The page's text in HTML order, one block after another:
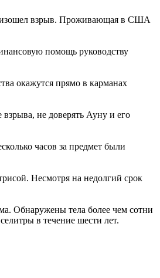
взрыв. Проживающая в США
помощь руководству
окажутся прямо в карманах
не доверять Ауну и его
часов за предмет были
Несмотря на недолгий срок
Обнаружены тела более чем сотни
в течение шести лет.